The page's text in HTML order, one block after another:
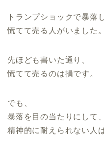
トランプショックで暴落
慌てて売る人がいました。
先ほども書いた通り、
慌てて売るのは損です。
でも、
暴落を目の当たりにして、
精神的に耐えられない人